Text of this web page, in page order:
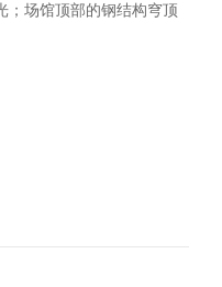
；场馆顶部的钢结构穹顶